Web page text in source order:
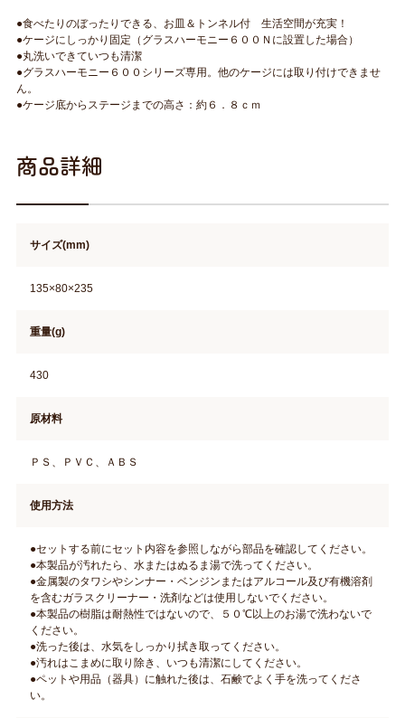
●食べたりのぼったりできる、お皿＆トンネル付 生活空間が充実！
●ケージにしっかり固定（グラスハーモニー６００Ｎに設置した場合）
●丸洗いできていつも清潔
●グラスハーモニー６００シリーズ専用。他のケージには取り付けできませ
ん。
●ケージ底からステージまでの高さ：約６．８ｃｍ
商品詳細
サイズ(mm)
135×80×235
重量(g)
430
原材料
ＰＳ、ＰＶＣ、ＡＢＳ
使用方法
●セットする前にセット内容を参照しながら部品を確認してください。
●本製品が汚れたら、水またはぬるま湯で洗ってください。
●金属製のタワシやシンナー・ベンジンまたはアルコール及び有機溶剤
を含むガラスクリーナー・洗剤などは使用しないでください。
●本製品の樹脂は耐熱性ではないので、５０℃以上のお湯で洗わないで
ください。
●洗った後は、水気をしっかり拭き取ってください。
●汚れはこまめに取り除き、いつも清潔にしてください。
●ペットや用品（器具）に触れた後は、石鹸でよく手を洗ってくださ
い。